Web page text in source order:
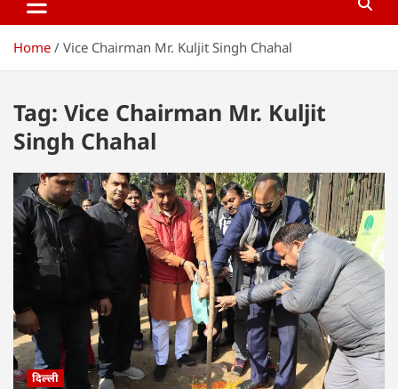
Home Vice Chairman Mr. Kuljit Singh Chahal
Tag: Vice Chairman Mr. Kuljit
Singh Chahal
दिल्ली